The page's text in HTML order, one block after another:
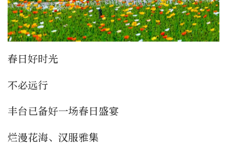
春日好时光
不必远行
丰台已备好一场春日盛宴
烂漫花海、汉服雅集